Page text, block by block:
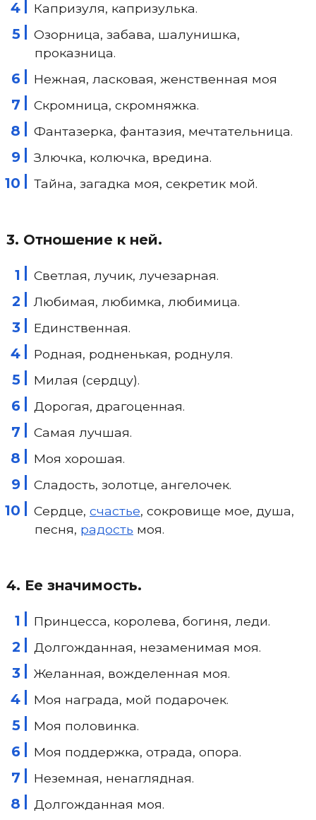
Капризуля, капризулька.
Озорница, забава, шалунишка,
проказница.
Нежная, ласковая, женственная моя
Скромница, скромняжка.
Фантазерка, фантазия, мечтательница.
Злючка, колючка, вредина.
Тайна, загадка моя, секретик мой.
3. Отношение к ней.
Светлая, лучик, лучезарная.
Любимая, любимка, любимица.
Единственная.
Родная, родненькая, роднуля.
Милая (сердцу).
Дорогая, драгоценная.
Самая лучшая.
Моя хорошая.
Сладость, золотце, ангелочек.
Сердце, счастье, сокровище мое, душа,
песня, радость моя.
4. Ее значимость.
Принцесса, королева, богиня, леди.
Долгожданная, незаменимая моя.
Желанная, вожделенная моя.
Моя награда, мой подарочек.
Моя половинка.
Моя поддержка, отрада, опора.
Неземная, ненаглядная.
Долгожданная моя.